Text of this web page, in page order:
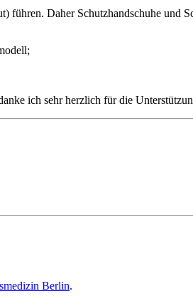
Daher Schutzhandschuhe und
ich sehr herzlich für die
Berlin.